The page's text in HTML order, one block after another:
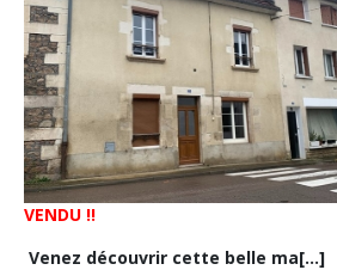
VENDU !!
Venez découvrir cette belle ma[...]